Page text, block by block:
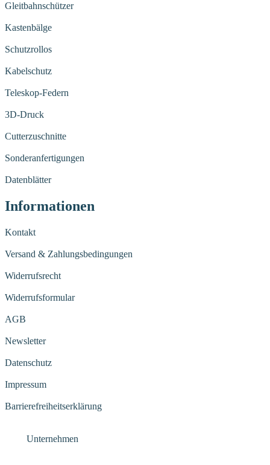
Gleitbahnschützer
Kastenbälge
Schutzrollos
Kabelschutz
Teleskop-Federn
3D-Druck
Cutterzuschnitte
Sonderanfertigungen
Datenblätter
Informationen
Kontakt
Versand & Zahlungsbedingungen
Widerrufsrecht
Widerrufsformular
AGB
Newsletter
Datenschutz
Impressum
Barrierefreiheitserklärung
Unternehmen